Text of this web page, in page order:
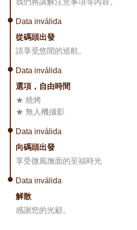
我們將講解注意事項等內容。
Data inválida
從碼頭出發
請享受悠閒的巡航。
Data inválida
選項，自由時間
★ 燒烤
★ 無人機攝影
Data inválida
向碼頭出發
享受微風撫面的至福時光
Data inválida
解散
感謝您的光顧。